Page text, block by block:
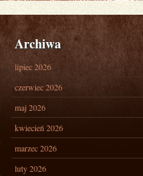
Archiwa
lipiec 2026
czerwiec 2026
maj 2026
kwiecień 2026
marzec 2026
luty 2026